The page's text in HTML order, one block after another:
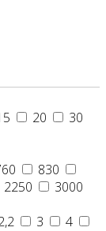
20
30
830
2250
3000
3
4